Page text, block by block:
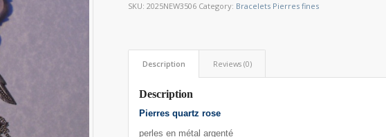
SKU:2025NEW3506 Category: Bracelets Pierres fines
Description Reviews (0)
Description
Pierres quartz rose
perles en métal argenté